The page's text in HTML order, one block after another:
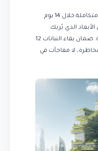
نحوّل مساحتك الخارجية إلى حديقة متكاملة خلال 14 يوم
الذي يُريك
النتيجة النهائية قبل زراعة أول شتلة. ضمان بقاء النباتات 12
لا مفاجآت في